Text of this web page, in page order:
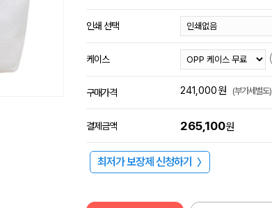
인쇄 선택
케이스
구매가격 241,000원 (부가세별도)
결제금액 265,100원
최저가 보장제 신청하기 〉